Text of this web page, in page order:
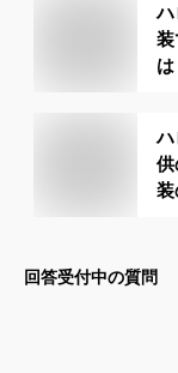
ハ
装
は
ハ
供
装
回答受付中の質問